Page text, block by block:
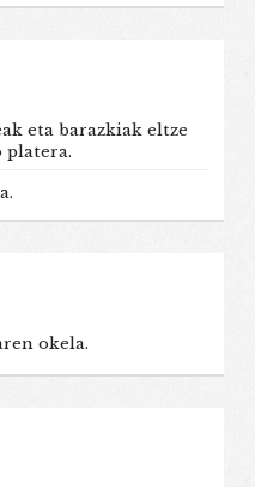
eta barazkiak eltze
platera.
okela.